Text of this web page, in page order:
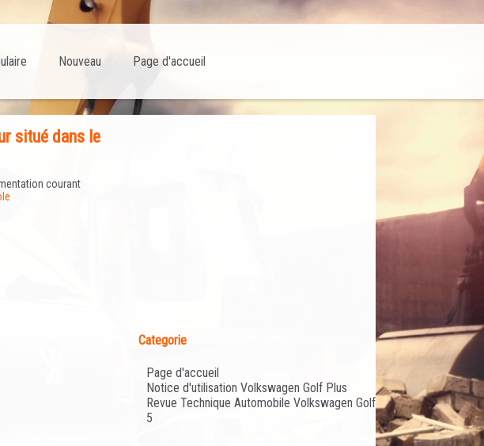
Page d'accueil
Nouveau
situé dans le
courant
Categorie
Page d'accueil
Notice d'utilisation Volkswagen Golf Plus
Revue Technique Automobile Volkswagen Golf
5